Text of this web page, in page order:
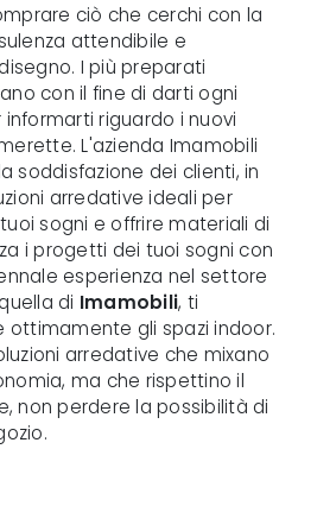
ciò che cerchi con la
attendibile e
I più preparati
con il fine di darti ogni
riguardo i nuovi
L'azienda Imamobili
soddisfazione dei clienti, in
arredative ideali per
sogni e offrire materiali di
i progetti dei tuoi sogni con
esperienza nel settore
di Imamobili, ti
ottimamente gli spazi indoor.
arredative che mixano
ma che rispettino il
non perdere la possibilità di